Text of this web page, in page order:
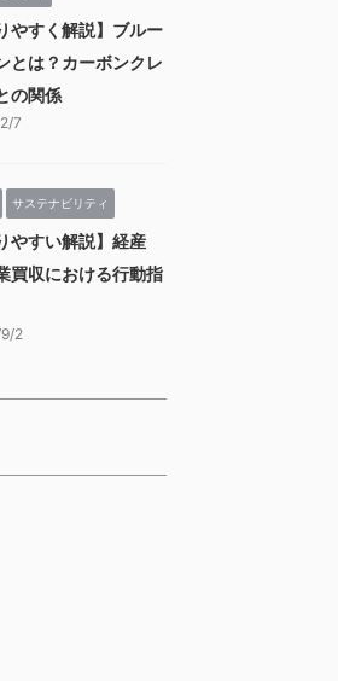
やすく解説】ブルー
とは？カーボンクレ
の関係
7
サステナビリティ
やすい解説】経産
買収における行動指
2